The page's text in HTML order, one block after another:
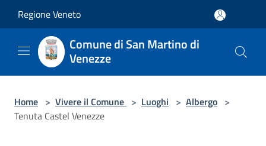
Regione Veneto
Comune di San Martino di
Venezze
Home > Vivere il Comune > Luoghi > Albergo >
Tenuta Castel Venezze